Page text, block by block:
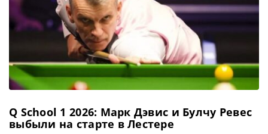
Q School 1 2026: Марк Дэвис и Булчу Ревес
выбыли на старте в Лестере